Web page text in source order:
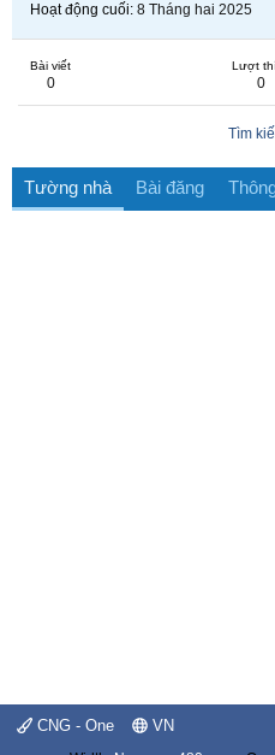
Hoạt động cuối 8 Tháng hai 2025
Bài viết
0
Lượt
0
Tìm
Tường nhà Bài đăng
CNG - One VN